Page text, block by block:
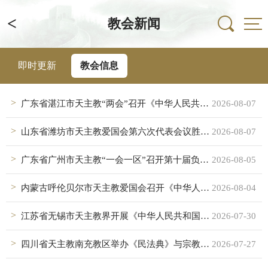
< 教会新闻
即时更新 教会信息
2026-08-07
广东省湛江市天主教“两会”召开《中华人民共和国民族团结进步促进法》专题学习会
2026-08-07
山东省潍坊市天主教爱国会第六次代表会议胜利召开
2026-08-05
广东省广州市天主教“一会一区”召开第十届负责人第十二次联席会议
2026-08-04
内蒙古呼伦贝尔市天主教爱国会召开《中华人民共和国民族团结进步促进法》专题学习会
2026-07-30
江苏省无锡市天主教界开展《中华人民共和国民族团结进步促进法》集中学习
2026-07-27
四川省天主教南充教区举办《民法典》与宗教法规实务深度解析专题学习班